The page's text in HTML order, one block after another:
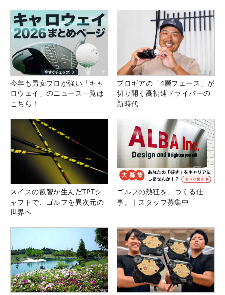
今年も男女プロが強い「キャ
ロウェイ」のニュース一覧は
こちら！
プロギアの「4層フェース」が
切り開く高初速ドライバーの
新時代
スイスの叡智が生んだTPTシ
ャフトで、ゴルフを異次元の
世界へ
ゴルフの熱狂を、つくる仕
事。｜スタッフ募集中